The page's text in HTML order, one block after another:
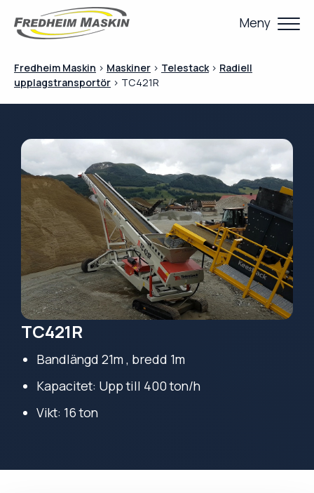
Meny
Fredheim Maskin > Maskiner > Telestack> Radiell
upplagstransportör > TC421R
TC421R
Bandlängd 21m , bredd 1m
Kapacitet: Upp till 400 ton/h
Vikt: 16 ton